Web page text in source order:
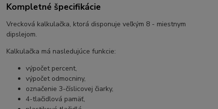
Kompletné špecifikácie
Vrecková kalkulačka, ktorá disponuje veľkým 8 - miestnym
dipslejom.
Kalkulačka má nasledujúce funkcie:
výpočet percent,
výpočet odmocniny,
označenie 3-číslicovej čiarky,
4-tlačidlová pamäť,